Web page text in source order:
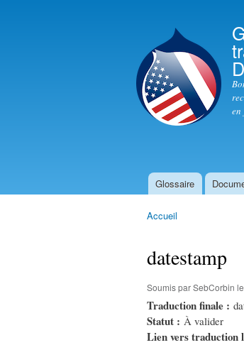
Menu principal
Glossaire
Accueil
datestamp
Soumis parSebCorbin
Traduction finale :
Statut : À valider
Lien vers traduction